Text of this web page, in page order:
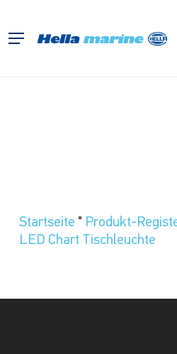
springen
Menü
Startseite " Produkt-
LED Chart Tischleuchte